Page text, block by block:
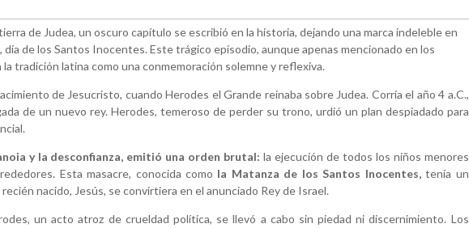
de Judea, un oscuro capítulo se escribió en la historia, dejando una marca indeleble en
día de los Santos Inocentes. Este trágico episodio, aunque apenas mencionado en los
tradición latina como una conmemoración solemne y reflexiva.
de Jesucristo, cuando Herodes el Grande reinaba sobre Judea. Corría el año 4 a.C.,
de un nuevo rey. Herodes, temeroso de perder su trono, urdió un plan despiadado para
y la desconfianza, emitió una orden brutal: la ejecución de todos los niños menores
Esta masacre, conocida como la Matanza de los Santos Inocentes,tenía un
nacido, Jesús, se convirtiera en el anunciado Rey de Israel.
un acto atroz de crueldad política, se llevó a cabo sin piedad ni discernimiento. Los